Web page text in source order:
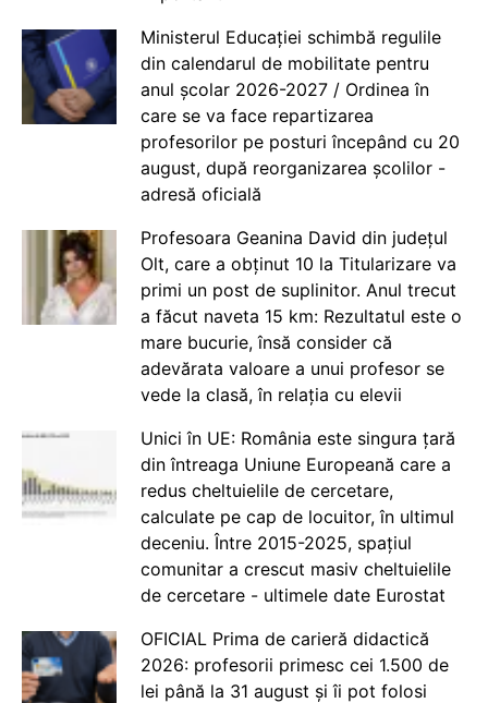
Ministerul Educației schimbă regulile
din calendarul de mobilitate pentru
anul școlar 2026-2027 / Ordinea în
care se va face repartizarea
profesorilor pe posturi începând cu 20
august, după reorganizarea școlilor -
adresă oficială
Profesoara Geanina David din județul
Olt, care a obținut 10 la Titularizare va
primi un post de suplinitor. Anul trecut
a făcut naveta 15 km: Rezultatul este o
mare bucurie, însă consider că
adevărata valoare a unui profesor se
vede la clasă, în relația cu elevii
Unici în UE: România este singura țară
din întreaga Uniune Europeană care a
redus cheltuielile de cercetare,
calculate pe cap de locuitor, în ultimul
deceniu. Între 2015-2025, spațiul
comunitar a crescut masiv cheltuielile
de cercetare - ultimele date Eurostat
OFICIAL Prima de carieră didactică
2026: profesorii primesc cei 1.500 de
lei până la 31 august și îi pot folosi